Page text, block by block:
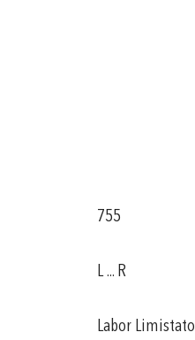
755
L ... R
Labor Limistato